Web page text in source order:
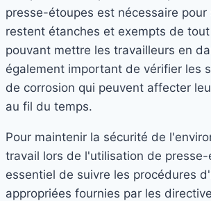
presse-étoupes est nécessaire pour
restent étanches et exempts de
pouvant mettre les travailleurs en
également important de vérifier les
de corrosion qui peuvent affecter
au fil du temps.
Pour maintenir la sécurité de
travail lors de l'utilisation de
essentiel de suivre les procédures
appropriées fournies par les